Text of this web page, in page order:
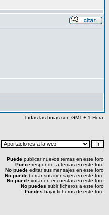
Todas las horas son GMT + 1 Hora
Puede publicar nuevos temas en este foro
Puede responder a temas en este foro
No puede editar sus mensajes en este foro
No puede borrar sus mensajes en este foro
No puede votar en encuestas en este foro
No puedes subir ficheros a este foro
Puedes bajar ficheros de este foro